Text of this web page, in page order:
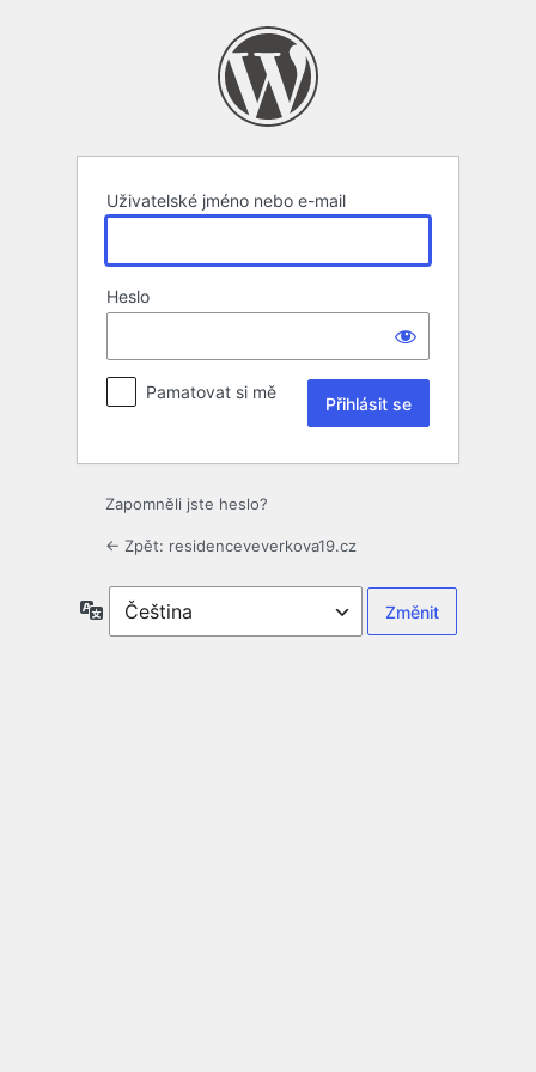
Uživatelské jméno nebo e-mail
Heslo
Pamatovat si mě
Zapomněli jste heslo?
← Zpět: residenceveverkova19.cz
Jazyky